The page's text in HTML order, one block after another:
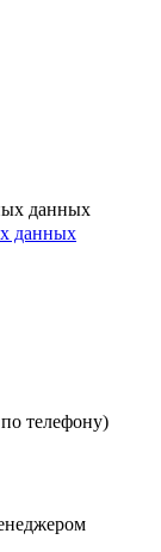
данных
данных
по телефону)